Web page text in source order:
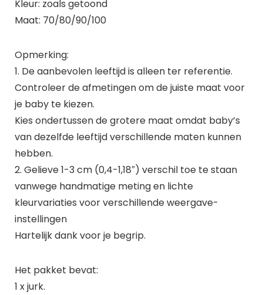
Kleur: zoals getoond
Maat: 70/80/90/100
Opmerking:
1. De aanbevolen leeftijd is alleen ter referentie.
Controleer de afmetingen om de juiste maat voor
je baby te kiezen.
Kies ondertussen de grotere maat omdat baby’s
van dezelfde leeftijd verschillende maten kunnen
hebben.
2. Gelieve 1-3 cm (0,4-1,18″) verschil toe te staan
vanwege handmatige meting en lichte
kleurvariaties voor verschillende weergave-
instellingen
Hartelijk dank voor je begrip.
Het pakket bevat:
1 x jurk.